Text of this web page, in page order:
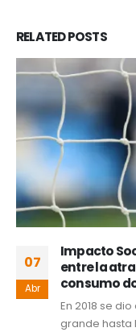
RELATEDPOSTS
07
Abr
Impacto
entre la
consumo
En 2018 se
grande hasta